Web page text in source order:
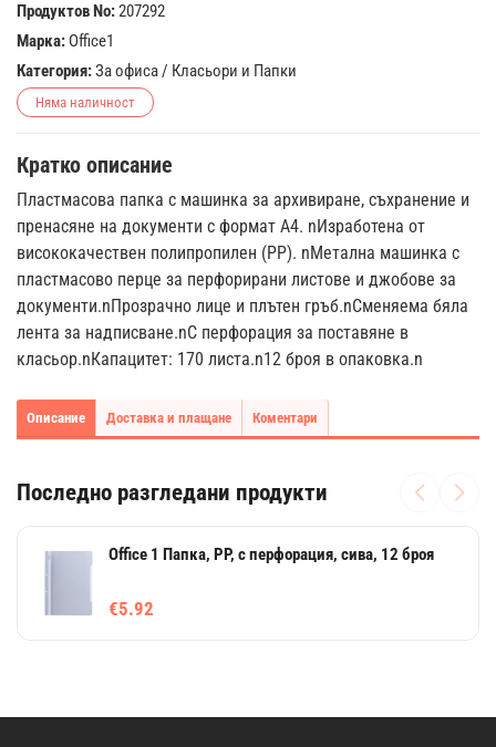
Продуктов No:207292
Марка: Office1
Категория:За офиса/ Класьори и Папки
Няма наличност
Кратко описание
Пластмасова папка с машинка за архивиране, съхранение и
пренасяне на документи с формат А4. nИзработена от
висококачествен полипропилен (PP). nМетална машинка с
пластмасово перце за перфорирани листове и джобове за
документи.nПрозрачно лице и плътен гръб.nСменяема бяла
лента за надписване.nС перфорация за поставяне в
класьор.nКапацитет: 170 листа.n12 броя в опаковка.n
Описание Доставка и плащане Коментари
Последно разгледани продукти
Office 1 Папка, PP, с перфорация, сива, 12 броя
€5.92